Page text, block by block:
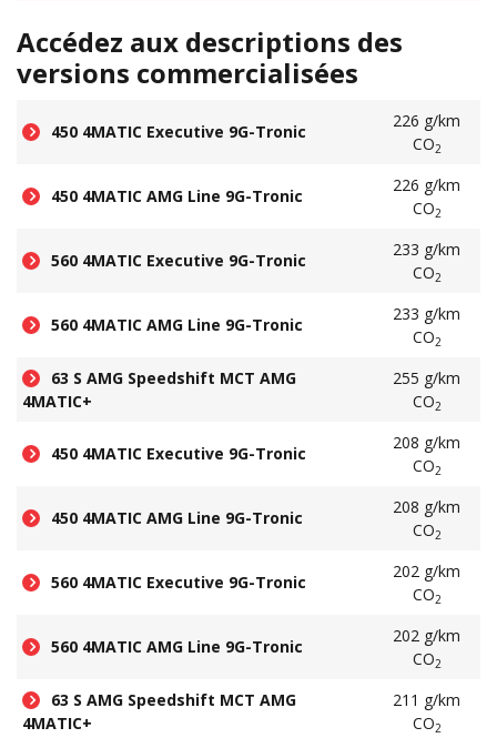
Accédez aux descriptions des
versions commercialisées
450 4MATIC Executive 9G-Tronic
226 g/km
CO2
450 4MATIC AMG Line 9G-Tronic
226 g/km
CO2
560 4MATIC Executive 9G-Tronic
233 g/km
CO2
560 4MATIC AMG Line 9G-Tronic
233 g/km
CO2
63 S AMG Speedshift MCT AMG
4MATIC+
255 g/km
CO2
450 4MATIC Executive 9G-Tronic
208 g/km
CO2
450 4MATIC AMG Line 9G-Tronic
208 g/km
CO2
560 4MATIC Executive 9G-Tronic
202 g/km
CO2
560 4MATIC AMG Line 9G-Tronic
202 g/km
CO2
63 S AMG Speedshift MCT AMG
4MATIC+
211 g/km
CO2